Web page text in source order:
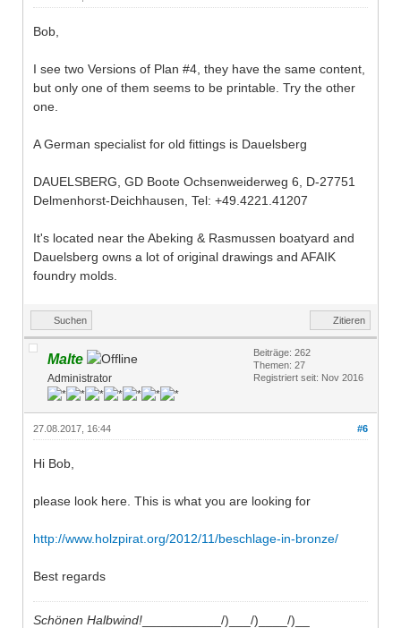
Bob,
I see two Versions of Plan #4, they have the same content,
but only one of them seems to be printable. Try the other
one.
A German specialist for old fittings is Dauelsberg
DAUELSBERG, GD Boote Ochsenweiderweg 6, D-27751
Delmenhorst-Deichhausen, Tel: +49.4221.41207
It's located near the Abeking & Rasmussen boatyard and
Dauelsberg owns a lot of original drawings and AFAIK
foundry molds.
Suchen Zitieren
Malte
Administrator
Beiträge: 262
Themen: 27
Registriert seit: Nov 2016
#6
27.08.2017, 16:44
Hi Bob,
please look here. This is what you are looking for
http://www.holzpirat.org/2012/11/beschlage-in-bronze/
Best regards
Schönen Halbwind! ___________/)___/)____/)__